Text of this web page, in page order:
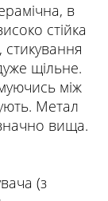
в
стійка
щільне.
між
Метал
вища.
(з